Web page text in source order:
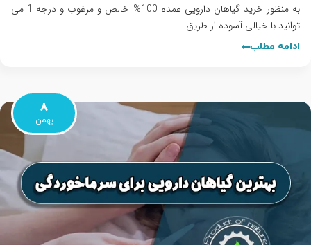
به منظور خرید گیاهان دارویی عمده 100% خالص و مرغوب و درجه 1 می
توانید با خیالی آسوده از طریق …
ادامه مطلب
8
بهمن